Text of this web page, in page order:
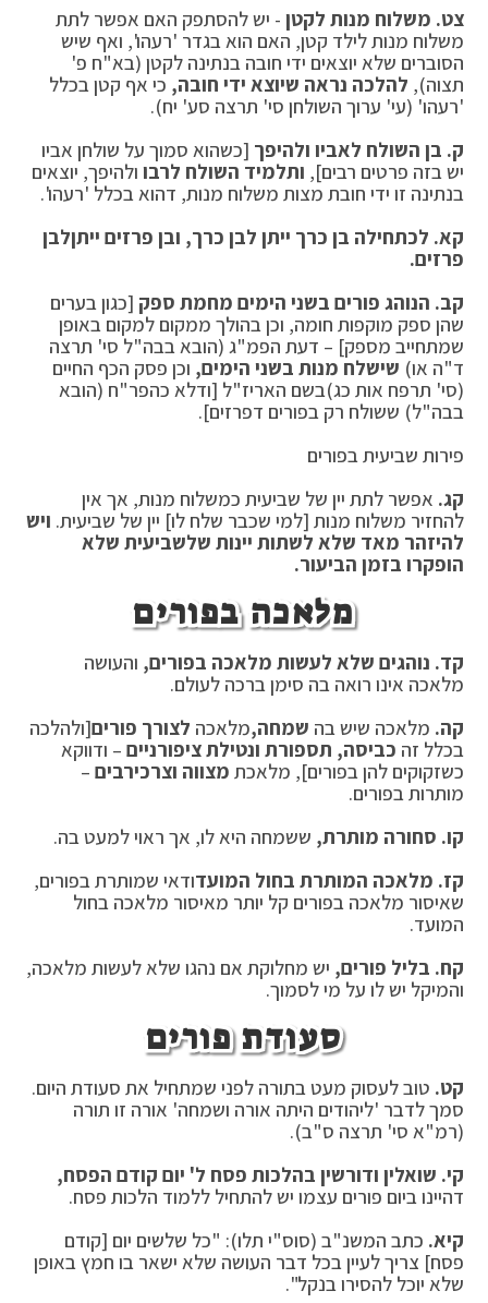
צט. משלוח מנות לקטן - יש להסתפק האם אפשר לתת
משלוח מנות לילד קטן, האם הוא בגדר 'רעהו', ואף שיש
הסוברים שלא יוצאים ידי חובה בנתינה לקטן (בא"ח פ'
תצוה), להלכה נראה שיוצא ידי חובה, כי אף קטן בכלל
'רעהו' (עי' ערוך השולחן סי' תרצה סע' יח).
ק. בן השולח לאביו ולהיפך [כשהוא סמוך על שולחן אביו
יש בזה פרטים רבים], ותלמיד השולח לרבו ולהיפך, יוצאים
בנתינה זו ידי חובת מצות משלוח מנות, דהוא בכלל 'רעהו'.
קא. לכתחילה בן כרך ייתן לבן כרך, ובן פרזים ייתןלבן
פרזים.
קב. הנוהג פורים בשני הימים מחמת ספק [כגון בערים
שהן ספק מוקפות חומה, וכן בהולך ממקום למקום באופן
שמתחייב מספק] – דעת הפמ"ג (הובא בבה"ל סי' תרצה
ד"ה או) שישלח מנות בשני הימים, וכן פסק הכף החיים
(סי' תרפח אות כג)בשם האריז"ל [ודלא כהפר"ח (הובא
בבה"ל) ששולח רק בפורים דפרזים].
פירות שביעית בפורים
קג. אפשר לתת יין של שביעית כמשלוח מנות, אך אין
להחזיר משלוח מנות [למי שכבר שלח לו] יין של שביעית. ויש
להיזהר מאד שלא לשתות יינות שלשביעית שלא
הופקרו בזמן הביעור.
מלאכה בפורים
קד. נוהגים שלא לעשות מלאכה בפורים, והעושה
מלאכה אינו רואה בה סימן ברכה לעולם.
קה. מלאכה שיש בה שמחה,מלאכה לצורך פורים[ולהלכה
בכלל זה כביסה, תספורת ונטילת ציפורניים – ודווקא
כשזקוקים להן בפורים], מלאכת מצווה וצרכירבים –
מותרות בפורים.
קו. סחורה מותרת, ששמחה היא לו, אך ראוי למעט בה.
קז. מלאכה המותרת בחול המועדודאי שמותרת בפורים,
שאיסור מלאכה בפורים קל יותר מאיסור מלאכה בחול
המועד.
קח. בליל פורים, יש מחלוקת אם נהגו שלא לעשות מלאכה,
והמיקל יש לו על מי לסמוך.
סעודת פורים
קט. טוב לעסוק מעט בתורה לפני שמתחיל את סעודת היום.
סמך לדבר 'ליהודים היתה אורה ושמחה' אורה זו תורה
(רמ"א סי' תרצה ס"ב).
קי. שואלין ודורשין בהלכות פסח ל' יום קודם הפסח,
דהיינו ביום פורים עצמו יש להתחיל ללמוד הלכות פסח.
קיא. כתב המשנ"ב (סוס"י תלו): "כל שלשים יום [קודם
פסח] צריך לעיין בכל דבר העושה שלא ישאר בו חמץ באופן
שלא יוכל להסירו בנקל".